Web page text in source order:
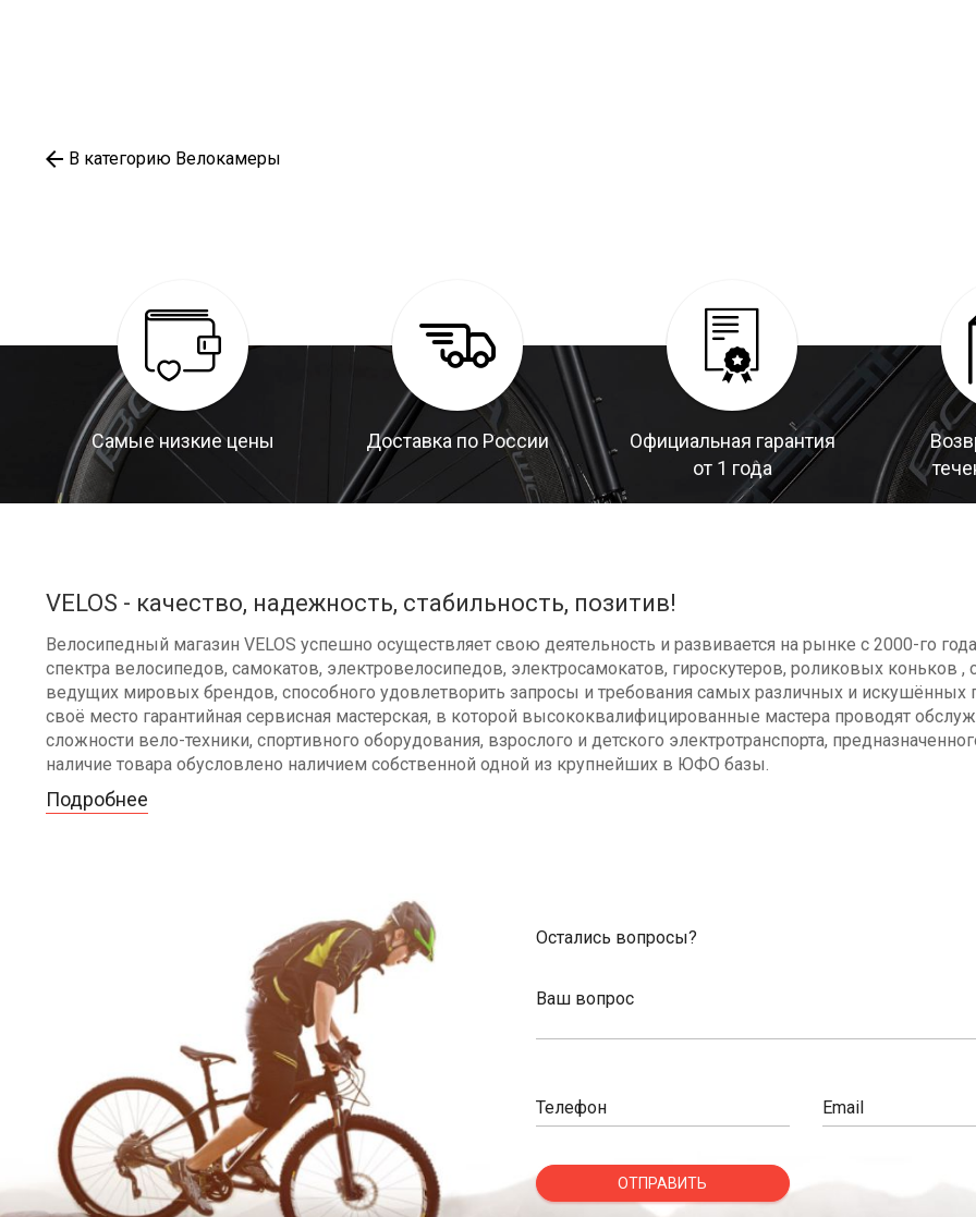
В категорию Велокамеры
Самые низкие цены Доставка по России
Официальная гарантия
от 1 года
VELOS - качество, надежность, стабильность, позитив!
Велосипедный магазин VELOS успешно осуществляет свою деятельность и развивается на рынке с 2000-го
спектра велосипедов, самокатов, электровелосипедов, электросамокатов, гироскутеров, роликовых коньков ,
ведущих мировых брендов, способного удовлетворить запросы и требования самых различных и искушённых
своё место гарантийная сервисная мастерская, в которой высококвалифицированные мастера проводят
сложности вело-техники, спортивного оборудования, взрослого и детского электротранспорта,
наличие товара обусловлено наличием собственной одной из крупнейших в ЮФО базы.
Подробнее
Остались вопросы?
Ваш вопрос
Телефон Email
ОТПРАВИТЬ